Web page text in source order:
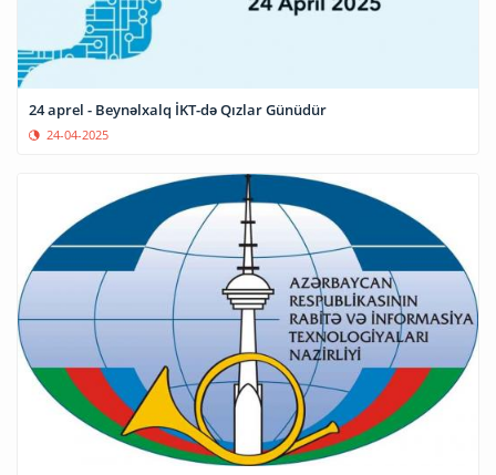
24 aprel - Beynəlxalq İKT-də Qızlar Günüdür
24-04-2025